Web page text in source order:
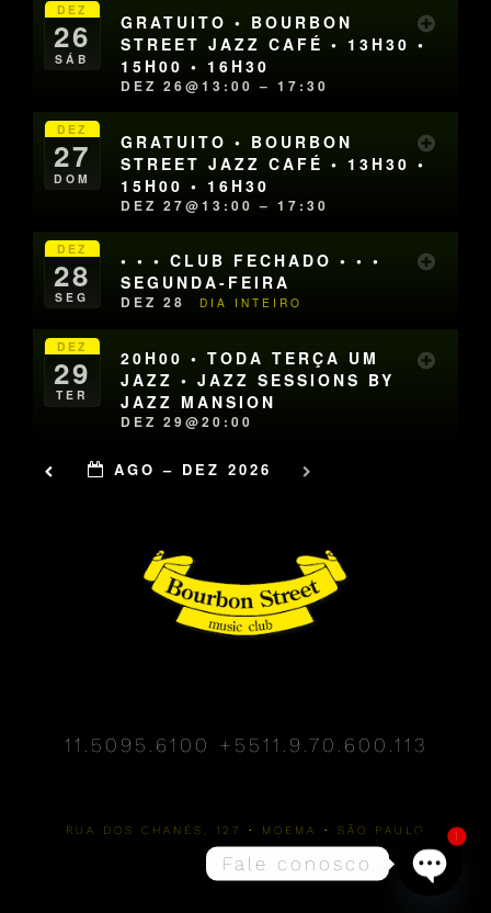
DEZ
26
SÁB
GRATUITO • BOURBON
STREET JAZZ CAFÉ • 13H30 •
15H00 • 16H30
DEZ 26@13:00 – 17:30
DEZ
27
DOM
GRATUITO • BOURBON
STREET JAZZ CAFÉ • 13H30 •
15H00 • 16H30
DEZ 27@13:00 – 17:30
DEZ
28
SEG
• • • CLUB FECHADO • • •
SEGUNDA-FEIRA
DEZ 28 DIA INTEIRO
DEZ
29
TER
20H00 • TODA TERÇA UM
JAZZ • JAZZ SESSIONS BY
JAZZ MANSION
DEZ 29@20:00
AGO – DEZ 2026
11.5095.6100 +5511.9.70.600.113
RUA DOS CHANÉS, 127 • MOEMA • SÃO PAULO
Fale conosco
1